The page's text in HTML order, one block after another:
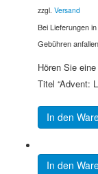
zzgl. Versand
Bei Lieferungen
Gebühren
Hören Sie
Titel “Advent:
In den
In den